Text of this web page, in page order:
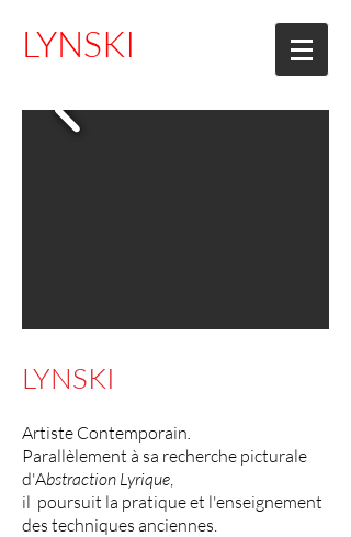
LYNSKI
LYNSKI
Artiste Contemporain.
Parallèlement à sa recherche picturale
d'Abstraction Lyrique,
il poursuit la pratique et l'enseignement
des techniques anciennes.